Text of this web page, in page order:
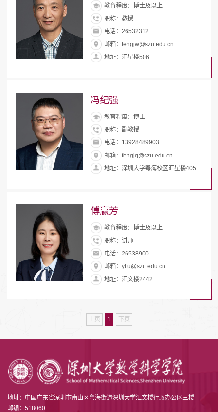
教育程度：博士及以上
职称：教授
电话：26532312
邮箱：fengjw@szu.edu.cn
地址：汇星楼506
冯纪强
教育程度：博士
职称：副教授
电话：13928489903
邮箱：fengjq@szu.edu.cn
地址：深圳大学粤海校区汇星楼405
傅赢芳
教育程度：博士及以上
职称：讲师
电话：26538900
邮箱：yffu@szu.edu.cn
地址：汇文楼2442
上页 1 下页
地址：中国广东省深圳市南山区粤海街道深圳大学汇文楼行政办公区三楼
邮编：518060